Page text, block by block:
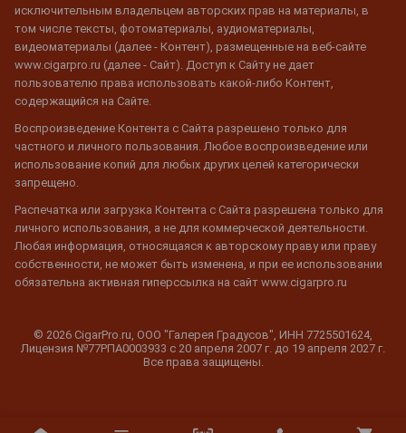
исключительным владельцем авторских прав на материалы, в
том числе тексты, фотоматериалы, аудиоматериалы,
видеоматериалы (далее - Контент), размещенные на веб-сайте
www.cigarpro.ru (далее - Сайт). Доступ к Сайту не дает
пользователю права использовать какой-либо Контент,
содержащийся на Сайте.
Воспроизведение Контента с Сайта разрешено только для
частного и личного пользования. Любое воспроизведение или
использование копий для любых других целей категорически
запрещено.
Распечатка или загрузка Контента с Сайта разрешена только для
личного использования, а не для коммерческой деятельности.
Любая информация, относящаяся к авторскому праву или праву
собственности, не может быть изменена, и при ее использовании
обязательна активная гиперссылка на сайт www.cigarpro.ru
© 2026 CigarPro.ru, ООО "Галерея Градусов", ИНН 7725501624,
Лицензия №77РПА0003933 c 20 апреля 2007 г. до 19 апреля 2027 г.
Все права защищены.